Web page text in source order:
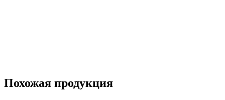
Похожая продукция